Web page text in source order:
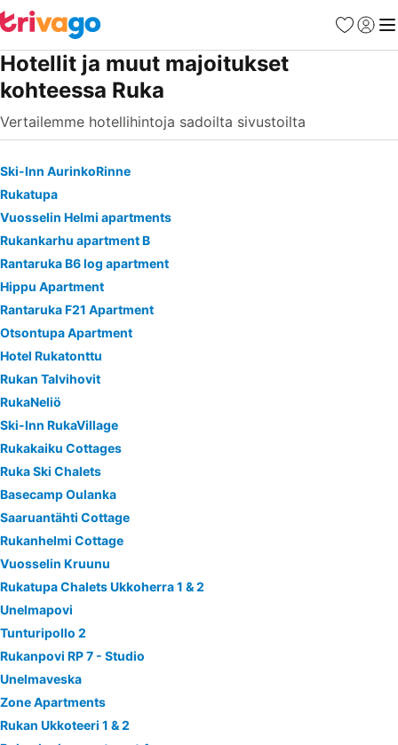
Suosikit
Hotellit ja muut majoitukset
kohteessa Ruka
Vertailemme hotellihintoja sadoilta sivustoilta
Ski-Inn AurinkoRinne
Rukatupa
Vuosselin Helmi apartments
Rukankarhu apartment B
Rantaruka B6 log apartment
Hippu Apartment
Rantaruka F21 Apartment
Otsontupa Apartment
Hotel Rukatonttu
Rukan Talvihovit
RukaNeliö
Ski-Inn RukaVillage
Rukakaiku Cottages
Ruka Ski Chalets
Basecamp Oulanka
Saaruantähti Cottage
Rukanhelmi Cottage
Vuosselin Kruunu
Rukatupa Chalets Ukkoherra 1 & 2
Unelmapovi
Tunturipollo 2
Rukanpovi RP 7 - Studio
Unelmaveska
Zone Apartments
Rukan Ukkoteeri 1 & 2